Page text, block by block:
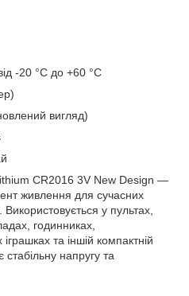
-20 °C до +60 °C
вигляд)
CR2016 3V New Design —
живлення для сучасних
у пультах,
годинниках,
та іншій компактній
стабільну напругу та